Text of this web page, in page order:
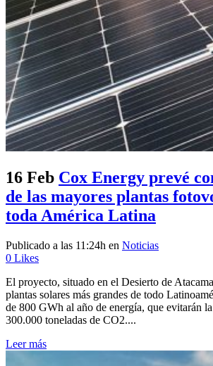
16 Feb Cox Energy prevé
de las mayores plantas
toda América Latina
Publicado a las 11:24h en Noticias
0 Likes
El proyecto, situado en el Desierto de
plantas solares más grandes de todo
de 800 GWh al año de energía, que evitarán
300.000 toneladas de CO2....
Leer más